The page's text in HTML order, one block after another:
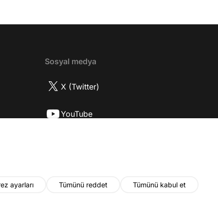
17:52 İlhan Şen, ayakkabı eleştirisinden
Biran Damla Yılmaz nereli, nasıl bir
30:18 Mert Doğan'ın oyunculuk
başladı? 35:47 Aziz Yıldırım
olduğu için mühendisliği seçtiği doğru
yıl neler olacak? 48:19 Gelecekte başka
Sosyal medya
X (Twitter)
YouTube
ayarları Tümünü reddet Tümünü kabul et